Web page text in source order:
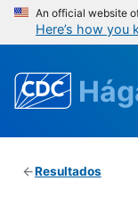
An official website
Here’s how you
Resultados